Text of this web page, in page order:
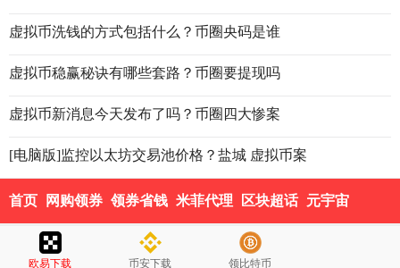
欧易下载 币安下载 领比特币
虚拟币洗钱的方式包括什么？币圈央码是谁
虚拟币稳赢秘诀有哪些套路？币圈要提现吗
虚拟币新消息今天发布了吗？币圈四大惨案
[电脑版]监控以太坊交易池价格？盐城 虚拟币案
首页 网购领券 领券省钱 米菲代理 区块超话 元宇宙